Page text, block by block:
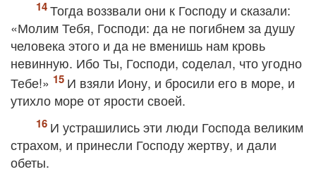
Тогда воззвали они к Господу и сказали:
«Молим Тебя, Господи: да не погибнем за душу
человека этого и да не вменишь нам кровь
невинную. Ибо Ты, Господи, соделал, что угодно
Тебе!»
И взяли Иону, и бросили его в море, и
утихло море от ярости своей.
И устрашились эти люди Господа великим
страхом, и принесли Господу жертву, и дали
обеты.